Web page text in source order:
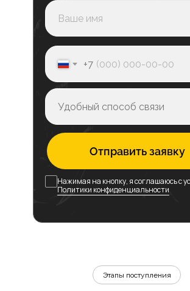
+7
Отправить заявку
Нажимая на кнопку, я соглашаюсь с
Политики конфиденциальности
Этапы поступления